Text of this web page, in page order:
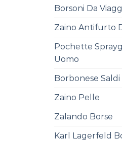
Borsoni Da
Zaino Antifurto
Pochette
Uomo
Borbonese Saldi
Zaino Pelle
Zalando Borse
Karl Lagerfeld